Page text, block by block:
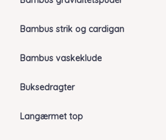
Bambus strik og cardigan
Bambus vaskeklude
Buksedragter
Langærmet top